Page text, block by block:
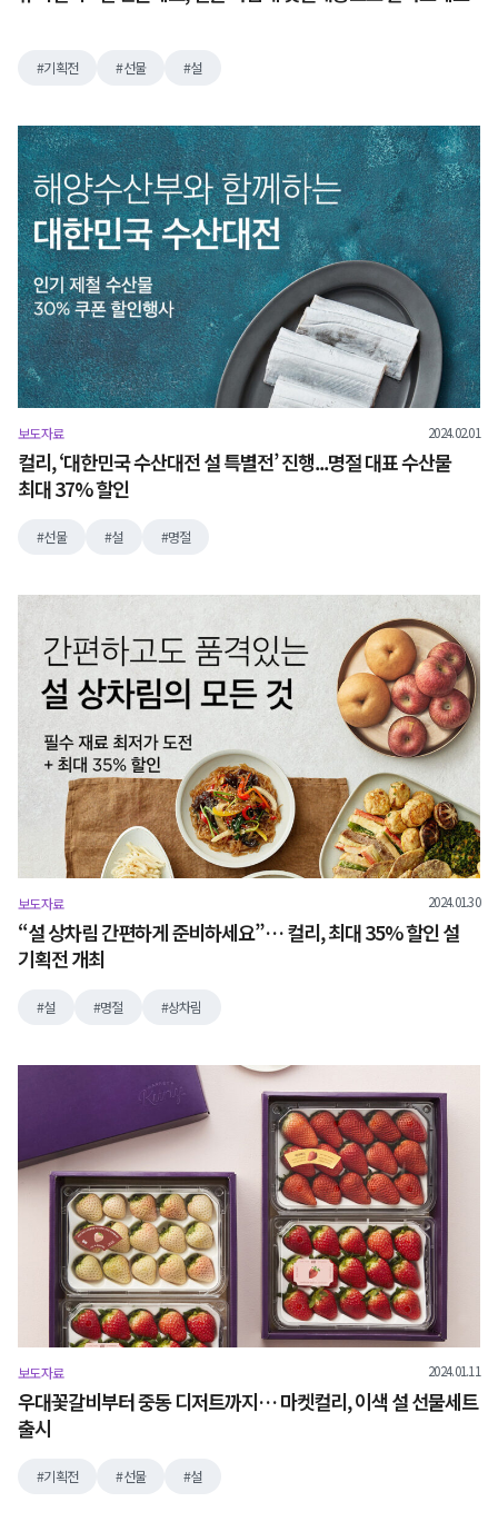
기획전 선물 설
보도자료 2024.02.01
컬리, ‘대한민국 수산대전 설 특별전’ 진행...명절 대표 수산물
최대 37% 할인
선물 설 명절
보도자료 2024.01.30
“설 상차림 간편하게 준비하세요”… 컬리, 최대 35% 할인 설
기획전 개최
설 명절 상차림
보도자료 2024.01.11
우대꽃갈비부터 중동 디저트까지… 마켓컬리, 이색 설 선물세트
출시
기획전 선물 설